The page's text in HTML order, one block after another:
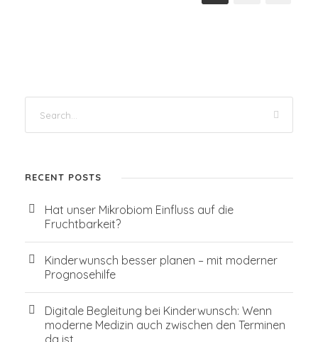
RECENT POSTS
Hat unser Mikrobiom Einfluss auf die
Fruchtbarkeit?
Kinderwunsch besser planen – mit moderner
Prognosehilfe
Digitale Begleitung bei Kinderwunsch: Wenn
moderne Medizin auch zwischen den Terminen